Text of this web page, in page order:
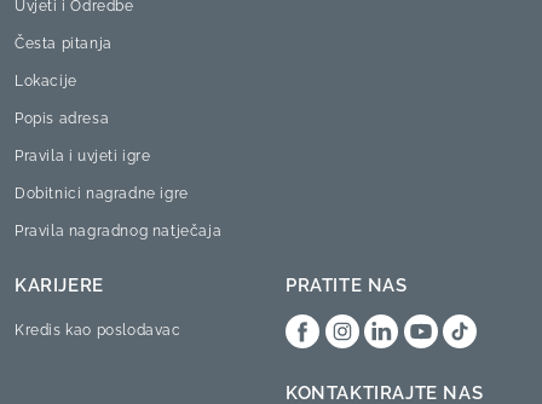
Uvjeti i Odredbe
Česta pitanja
Lokacije
Popis adresa
Pravila i uvjeti igre
Dobitnici nagradne igre
Pravila nagradnog natječaja
KARIJERE
Kredis kao poslodavac
PRATITE NAS
KONTAKTIRAJTE NAS